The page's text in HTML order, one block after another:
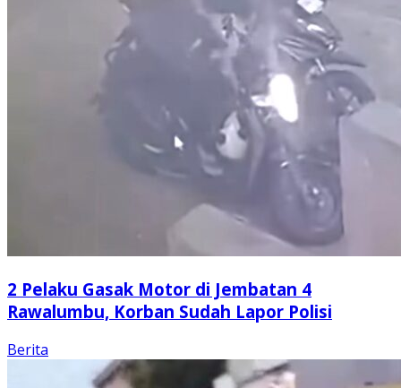
2 Pelaku Gasak Motor di Jembatan 4
Rawalumbu, Korban Sudah Lapor Polisi
Berita